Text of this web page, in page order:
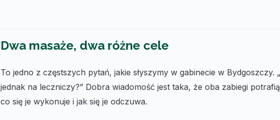
Dwa masaże, dwa różne cele
To jedno z częstszych pytań, jakie słyszymy w gabinecie w Bydgoszczy.
jednak na leczniczy?” Dobra wiadomość jest taka, że oba zabiegi
co się je wykonuje i jak się je odczuwa.